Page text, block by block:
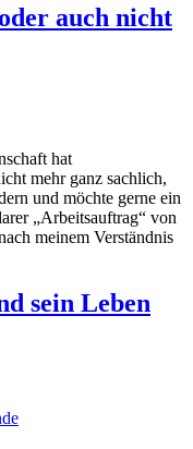
auch nicht
hat
mehr ganz sachlich,
und möchte gerne ein
„Arbeitsauftrag“ von
meinem Verständnis
sein Leben